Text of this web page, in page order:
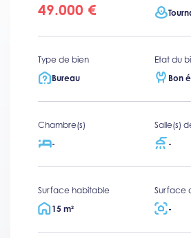
49.000 €
Type de bien
Bureau
Etat du
Bon
Chambre(s)
-
Salle(s)
-
Surface habitable
15 m²
Surface
-